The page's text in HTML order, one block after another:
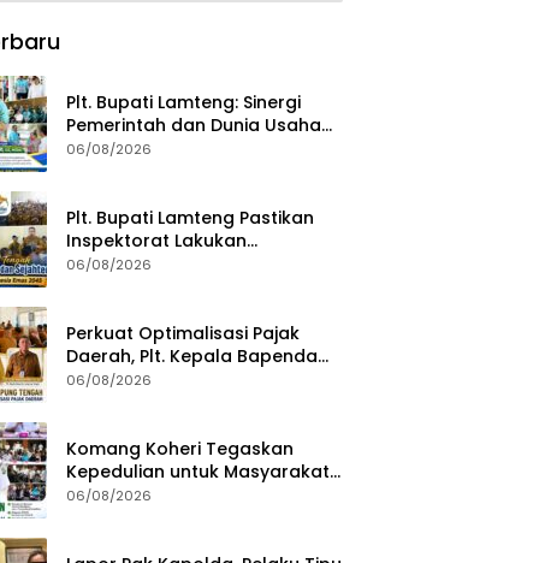
Plt. Bupati Lamteng: Sinergi
Pemerintah dan Dunia Usaha
Kunci Pembangunan
06/08/2026
Plt. Bupati Lamteng Pastikan
Inspektorat Lakukan
Pemeriksaan Akhir Masa
06/08/2026
Perkuat Optimalisasi Pajak
Daerah, Plt. Kepala Bapenda
Lampung Tengah Minta Seluruh
06/08/2026
Komang Koheri Tegaskan
Kepedulian untuk Masyarakat
Lampung Tengah Lewat
06/08/2026